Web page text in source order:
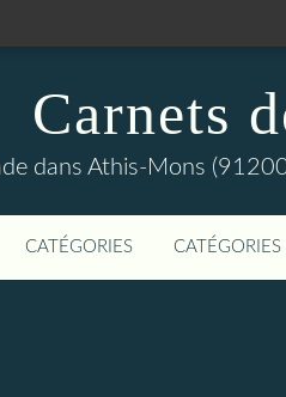
Carnets
dans Athis-Mons
CATÉGORIES CATÉGORIES